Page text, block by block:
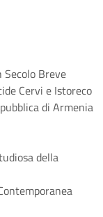
Secolo Breve
Cervi e Istoreco
di Armenia
della